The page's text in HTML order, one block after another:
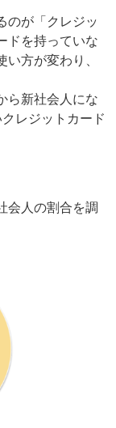
のが「クレジッ
ドを持っていな
方が変わり、
ら新社会人にな
レジットカード
会人の割合を調